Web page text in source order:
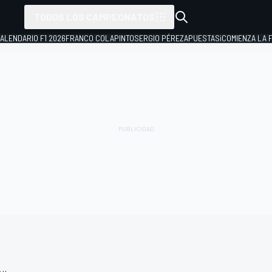
F1 2026FRANCO COLAPINTOSERGIO PÉREZAPUESTAS¡COMIENZA LA